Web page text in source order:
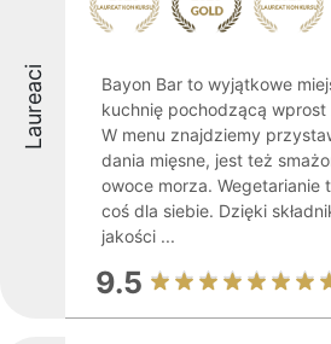
Laureaci
Bayon Bar to wyjątkowe
kuchnię pochodzącą
W menu znajdziemy
dania mięsne, jest też
owoce morza. Wegetarianie
coś dla siebie. Dzięki
jakości ...
9.5